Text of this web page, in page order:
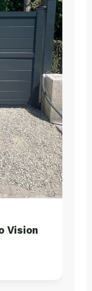
Vision